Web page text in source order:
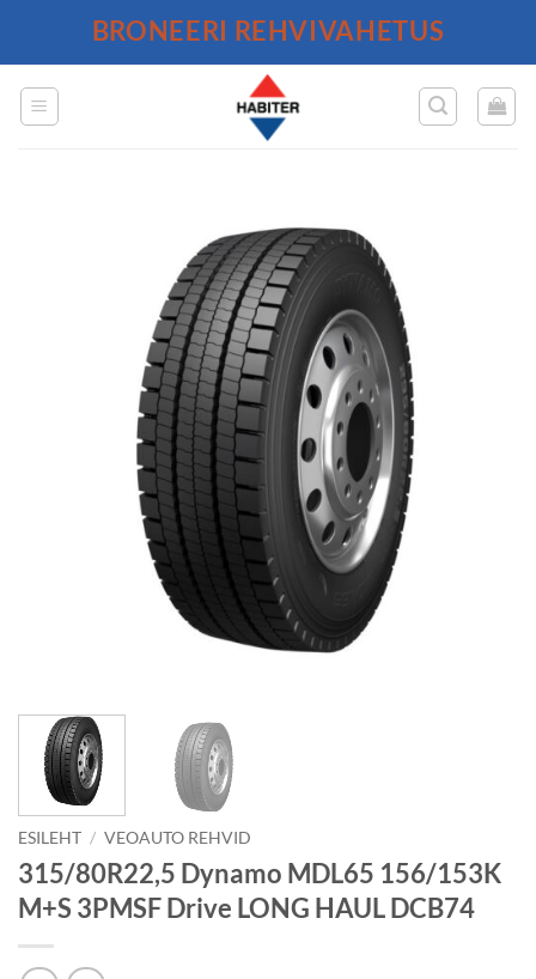
BRONEERI REHVIVAHETUS
ESILEHT / VEOAUTO REHVID
315/80R22,5 Dynamo MDL65 156/153K
M+S 3PMSF Drive LONG HAUL DCB74